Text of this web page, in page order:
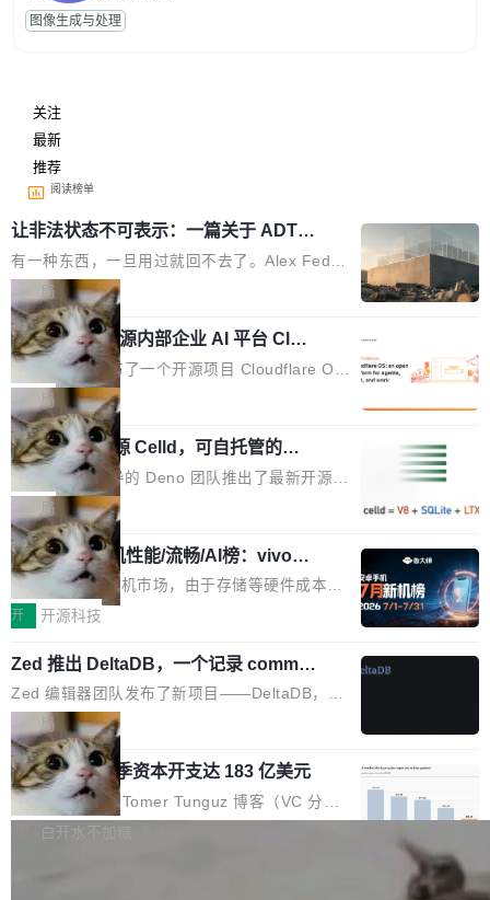
图像生成与处理
关注
最新
推荐
阅读榜单
让非法状态不可表示：一篇关于 ADT
的帖子在 Reddit 火了
有一种东西，一旦用过就回不去了。Alex Fedos
eev 管它叫"软件设计的基石"。 他说的东西不新
鲜——代数数据类型（ADT），尤其是和类型
（sum type）。但他说清楚了一件事：这不是类
型系统的学术体操，是日常编码的思维方式。 文
章从一个简单的例子切入。一个网站的深色主题
设置，如果用布尔值 + 可空字段来表示——bool
ean 表示是否可切换，nullable 的默认模式、浅
色方案、深色方案——会产生大量无意义的组
合。方案缺了、配置冲突了、全 null 了。要知道
哪些组合有效，作者说，你得靠"文档、校验、或
者部落知识"。 换个写法。Rust 的 enum，两个
变体：Switchable...
局
Cloudflare 开源内部企业 AI 平台 Clou
dflare OS
Cloudflare 发布了一个开源项目 Cloudflare O
S。如果你只看官方博客，你会觉得这是又一
个"AI 知识库 + 聊天机器人"——每个大厂都在
做，没什么新鲜的。 但 Kenton Varda 在 Twitte
r 上把事情说清楚了： 今天我们发布了 Cloudfla
re OS，一个带连接器的聊天机器人，跟其他所
有科技公司做的一样。只不过，实际上它不一
样。这是 Sandstorm.io 的重制版，我十年前的
那个创业公司。不同的是，这次它构建在 Cloudf
lare Workers 上——我花了九年时间搭建的平台
——并且深度集成了 AI。这基本上是我十年秘密
计划的顶峰。 十年前，Ken...
局
Deno 团队开源 Celld，可自托管的分
布式 Durable Objects
Ryan Dahl 领导的 Deno 团队推出了最新开源项
目 Celld，一个能在自己机器上运行 Cloudflare
Workers 和 Durable Objects 的守护进程。 设
计思路很直接：每个对象是一个独立的 SQLite
数据库，按名称寻址，复制到你自己的 S3 兼容
存储库里。节点之间只通过这个存储库协调——
个小型数据库，应用天然按分片构建，单个数据
库的竞争和爆炸半径问题在设计层面就被消除
了。 闲置的 cell 会休眠到几乎不占资源。当 cel
l 迁移或唤醒时，新宿主从 S3 恢复 SQLite 数据
库继续执行。存储库是持久化的唯一真相...
局
鲁大师7月新机性能/流畅/AI榜：vivo夺
性能、流畅双第一，三星Galaxy Z系列
新折叠缺席
2026年7月的手机市场，由于存储等硬件成本暴
增，手机厂商的日子也不好过啊，新机速度明显
高价的三星折叠（三星Galaxy Z Fold8 Ultra / Z
Fold8 / Z Flip8）外，其余要么是中低端机器，
例如iQOO Z11i、REDMI Note 17、REDMI No
te 17 Pro、OPPO K15，要么是vivo X300 E这
样的次旗舰。 Galaxy Z Fold8 Ultra / Z Fold8 /
Z Flip8三款折叠屏新机均在7月22日发布，且全
部搭载骁龙8 Elite Gen5 for Galaxy，它们本该
开 开源科技
Zed 推出 DeltaDB，一个记录 commit
之间所有操作的版本控制系统
Zed 编辑器团队发布了新项目——DeltaDB，一
个在 git commit 之间记录每一次编辑操作的版
本控制系统。目前处于 Early Access 阶段。 De
ltaDB 的核心思路直接写在 landing page 最显
眼的位置：「Software is made between com
mits」——软件是在 commit 之间写出来的。git
局
SpaceXAI 单季资本开支达 183 亿美元
根据风险投资人Tomer Tunguz 博客（VC 分
析）披露的最新分析与第二季度业绩报告，Spac
白开水不加糖